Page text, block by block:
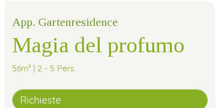
App. Gartenresidence
Magia del profumo
56m² | 2 - 5 Pers.
Richieste